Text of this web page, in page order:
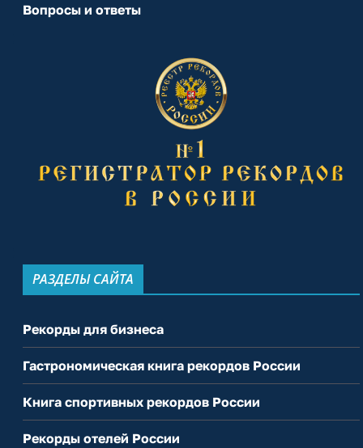
Вопросы и ответы
РАЗДЕЛЫ САЙТА
Рекорды для бизнеса
Гастрономическая книга рекордов России
Книга спортивных рекордов России
Рекорды отелей России